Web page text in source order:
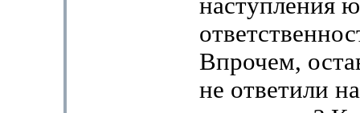
наступления
Впрочем,
не ответили